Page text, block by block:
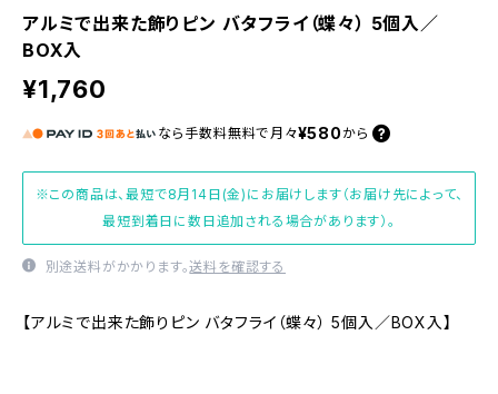
アルミで出来た飾りピン バタフライ（蝶々） 5個入／
BOX入
¥1,760
なら 手数料無料で 月々¥580 から
※この商品は、最短で8月14日(金)にお届けします（お届け先によって、
最短到着日に数日追加される場合があります）。
別途送料がかかります。送料を確認する
【アルミで出来た飾りピン バタフライ（蝶々） 5個入／BOX入】